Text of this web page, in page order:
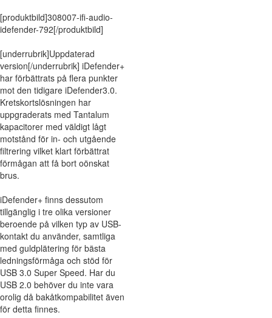
[produktbild]308007-ifi-audio-
idefender-792[/produktbild]
[underrubrik]Uppdaterad
version[/underrubrik] iDefender+
har förbättrats på flera punkter
mot den tidigare iDefender3.0.
Kretskortslösningen har
uppgraderats med Tantalum
kapacitorer med väldigt lågt
motstånd för in- och utgående
filtrering vilket klart förbättrat
förmågan att få bort oönskat
brus.
iDefender+ finns dessutom
tillgänglig i tre olika versioner
beroende på vilken typ av USB-
kontakt du använder, samtliga
med guldplätering för bästa
ledningsförmåga och stöd för
USB 3.0 Super Speed. Har du
USB 2.0 behöver du inte vara
orolig då bakåtkompabilitet även
för detta finnes.